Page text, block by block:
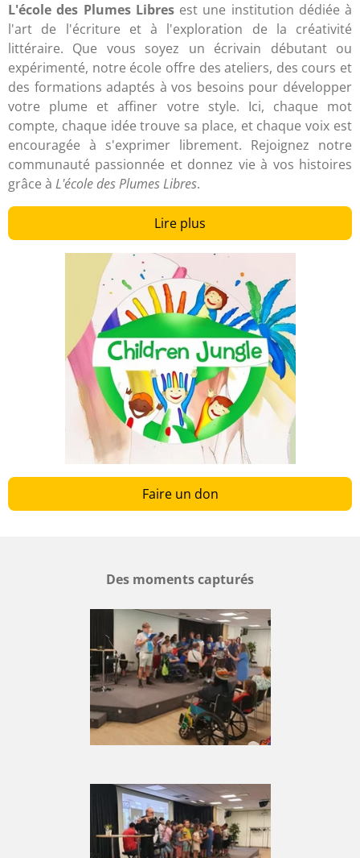
L'école des Plumes Libresest une institution dédiée à
l'art de l'écriture et à l'exploration de la créativité
littéraire. Que vous soyez un écrivain débutant ou
expérimenté, notre école offre des ateliers, des cours et
des formations adaptés à vos besoins pour développer
votre plume et affiner votre style. Ici, chaque mot
compte, chaque idée trouve sa place, et chaque voix est
encouragée à s'exprimer librement. Rejoignez notre
communauté passionnée et donnez vie à vos histoires
grâce à L'école des Plumes Libres.
Lire plus
Faire un don
Des moments capturés